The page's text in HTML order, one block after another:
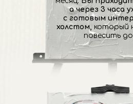
Забудьте про скучные
Мы выбираем самые
атмосферные рестораны
города. Рисование под
Топовые локации